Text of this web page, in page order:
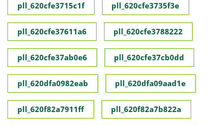
pll_620cfe3715c1f pll_620cfe3735f3e
pll_620cfe37611a6 pll_620cfe3788222
pll_620cfe37ab0e6 pll_620cfe37cb0dd
pll_620dfa0982eab pll_620dfa09aad1e
pll_620f82a7911ff pll_620f82a7b822a